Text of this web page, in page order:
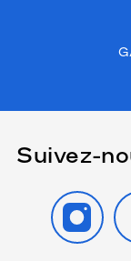
Suivez-